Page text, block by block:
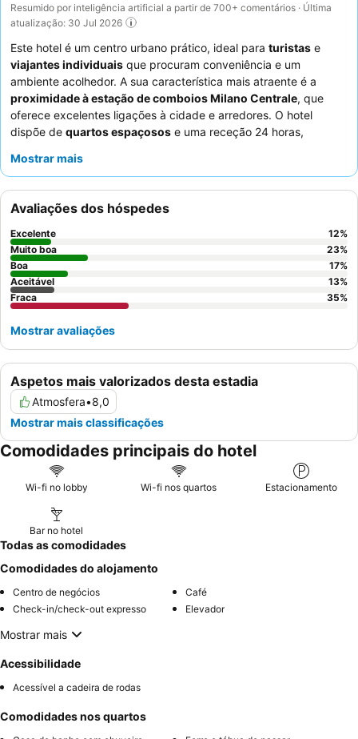
Resumido por inteligência artificial a partir de 700+ comentários · Última
atualização: 30 Jul 2026
Este hotel é um centro urbano prático, ideal para turistas e
viajantes individuais que procuram conveniência e um
ambiente acolhedor. A sua característica mais atraente é a
proximidade à estação de comboios Milano Centrale, que
oferece excelentes ligações à cidade e arredores. O hotel
dispõe de quartos espaçosos e uma receção 24 horas,
elogiam consistentemente o
pequeno-almoço. Para uma experiência mais tranquila, os
hóspedes devem solicitar um quarto virado para o pátio interior.
Mostrar mais
Aspetos mais valorizados desta estadia
Atmosfera•8,0
Mostrar mais classificações
Avaliações dos hóspedes
Excelente 12%
Muito boa
23%
Boa
17%
Aceitável
13%
Fraca
35%
Mostrar avaliações
Comodidades principais do hotel
Wi-fi no lobby Wi-fi nos quartos Estacionamento
Bar no hotel
Todas as comodidades
Comodidades do alojamento
Centro de negócios
Café
Check-in/check-out expresso
Elevador
Mostrar mais
Acessibilidade
Acessível a cadeira de rodas
Comodidades nos quartos